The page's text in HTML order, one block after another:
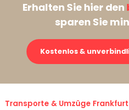
Erhalten Sie hier den
sparen Sie
Kostenlos &
Transporte & Umzüge